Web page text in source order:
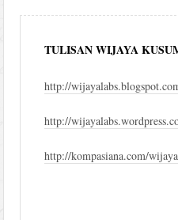
TULISAN WIJAYA
http://
http://
http://kompasiana.com/